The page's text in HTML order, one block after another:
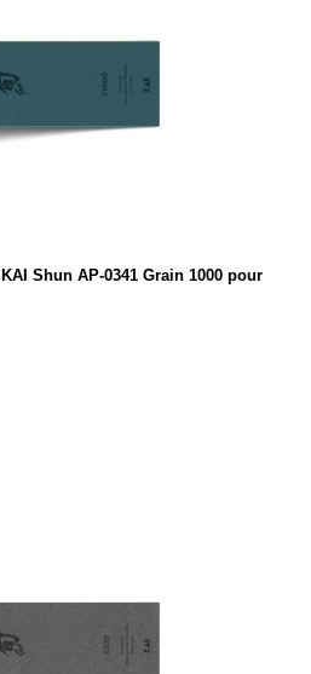
Shun AP-0341 Grain 1000 pour